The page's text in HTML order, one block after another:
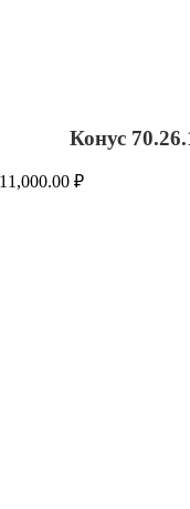
Конус
11,000.00₽